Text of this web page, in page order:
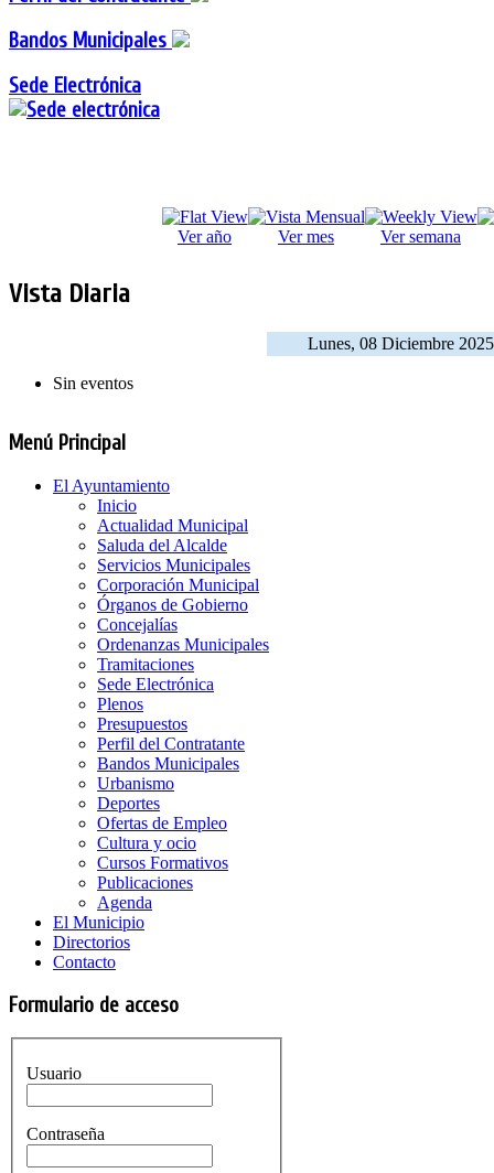
Bandos Municipales
Sede Electrónica
Ver año Ver mes Ver semana
Vista Diaria
Lunes, 08 Diciembre 2025
Sin eventos
Menú Principal
El Ayuntamiento
Inicio
Actualidad Municipal
Saluda del Alcalde
Servicios Municipales
Corporación Municipal
Órganos de Gobierno
Concejalías
Ordenanzas Municipales
Tramitaciones
Sede Electrónica
Plenos
Presupuestos
Perfil del Contratante
Bandos Municipales
Urbanismo
Deportes
Ofertas de Empleo
Cultura y ocio
Cursos Formativos
Publicaciones
Agenda
El Municipio
Directorios
Contacto
Formulario de acceso
Usuario
Contraseña